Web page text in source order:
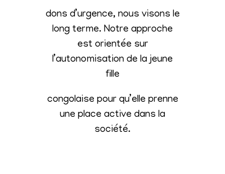
dons d’urgence, nous visons le
long terme. Notre approche
est orientée sur
l’autonomisation de la jeune
fille
congolaise pour qu’elle prenne
une place active dans la
société.